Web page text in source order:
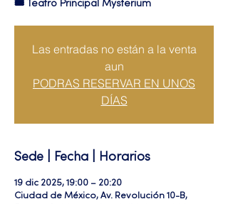
🎟 Teatro Principal Mysterium
Las entradas no están a la venta
aun
PODRAS RESERVAR EN UNOS
DÍAS
Sede | Fecha | Horarios
19 dic 2025, 19:00 – 20:20
Ciudad de México, Av. Revolución 10-B,